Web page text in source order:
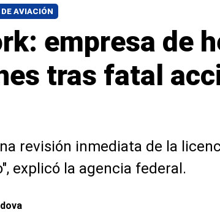
AVIACIÓN
empresa de
tras fatal
revisión inmediata de la
explicó la agencia federal.